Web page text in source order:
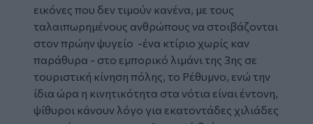
εικόνες που δεν τιμούν κανένα, με τους
ταλαιπωρημένους ανθρώπους να στοιβάζονται
στον πρώην ψυγείο -ένα κτίριο χωρίς καν
παράθυρα - στο εμπορικό λιμάνι της 3ης σε
τουριστική κίνηση πόλης, το Ρέθυμνο, ενώ την
ίδια ώρα η κινητικότητα στα νότια είναι έντονη,
ψίθυροι κάνουν λόγο για εκατοντάδες χιλιάδες